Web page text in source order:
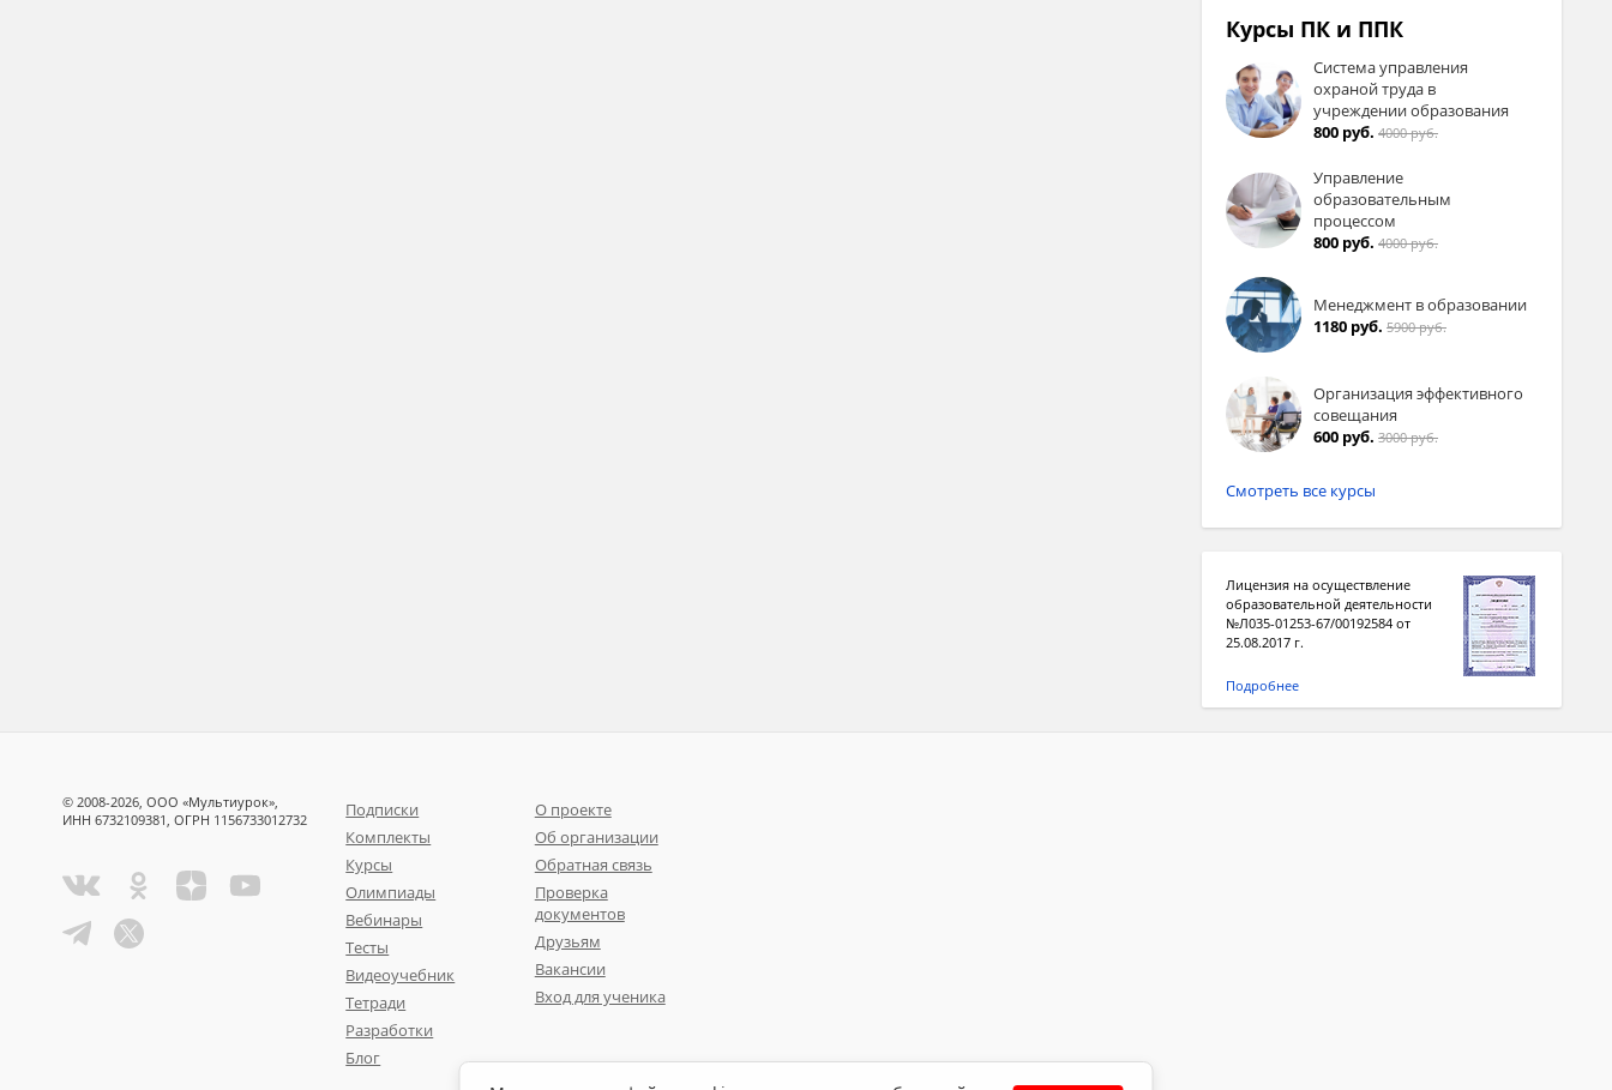
Курсы ПК и ППК
Система управления
охраной труда в
учреждении образования
800 руб. 4000 руб.
Управление
образовательным
процессом
800 руб. 4000 руб.
Менеджмент в образовании
1180 руб. 5900 руб.
Организация эффективного
совещания
600 руб. 3000 руб.
Смотреть все курсы
Лицензия на осуществление
образовательной деятельности
№Л035-01253-67/00192584 от
25.08.2017 г.
Подробнее
© 2008-2026, ООО «Мультиурок»,
ИНН 6732109381, ОГРН 1156733012732
Подписки
Комплекты
Курсы
Олимпиады
Вебинары
Тесты
Видеоучебник
Тетради
Разработки
Блог
О проекте
Об организации
Обратная связь
Проверка
документов
Друзьям
Вакансии
Вход для ученика